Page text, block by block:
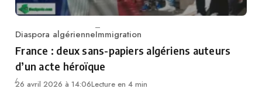
Category
Diaspora algérienneImmigration
France : deux sans-papiers algériens auteurs
d’un acte héroïque
26 avril 2026 à 14:06Lecture en 4 min